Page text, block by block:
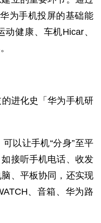
为手机投屏的基础能
健康、车机Hicar、
以让手机“分身”至平
接听手机电话、收发
、平板协同，还实现
、音箱、华为路